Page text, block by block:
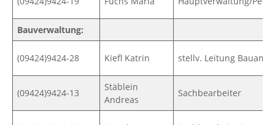
Bauverwaltung:
(09424)9424-28 Kiefl Katrin stellv. Leitung Bauamt
(09424)9424-13
Stäblein
Andreas
Sachbearbeiter